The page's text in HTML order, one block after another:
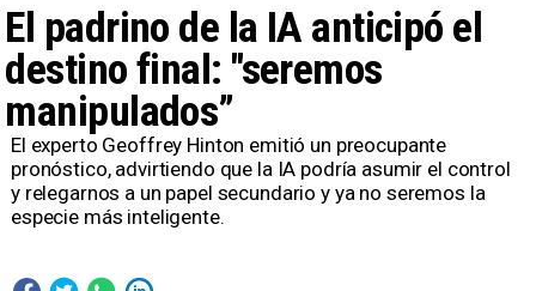
El padrino de la IA anticipó el
destino final: "seremos
manipulados”
​El experto Geoffrey Hinton emitió un preocupante
pronóstico, advirtiendo que la IA podría asumir el control
y relegarnos a un papel secundario y ya no seremos la
especie más inteligente.